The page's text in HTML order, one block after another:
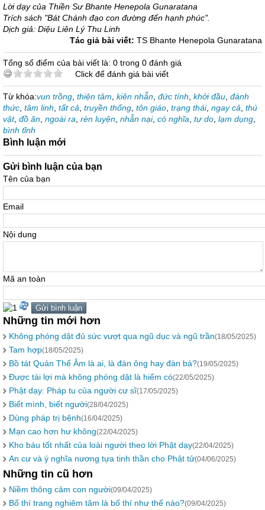
Lời dạy của Thiền Sư Bhante Henepola Gunaratana
Trích sách "Bát Chánh đạo con đường đến hạnh phúc".
Dịch giả: Diệu Liên Lý Thu Linh
Tác giả bài viết: TS Bhante Henepola Gunaratana
Tổng số điểm của bài viết là: 0 trong 0 đánh giá
Click để đánh giá bài viết
Từ khóa:vun trồng thiện tâm kiên nhẫn đức tính khởi đầu đánh
thức tâm linh tất cả truyền thống tôn giáo trạng thái, ngay cả thú
vật, đồ ăn ngoài ra rèn luyện nhẫn nại, có nghĩa tự do lạm dụng
bình tĩnh
Bình luận mới
Gửi bình luận của bạn
Tên của bạn
Email
Nội dung
Mã an toàn
Những tin mới hơn
Không phóng dật đủ sức vượt qua ngũ dục và ngũ trần(18/05/2025)
Tam hợp(18/05/2025)
Bồ tát Quán Thế Âm là ai, là đàn ông hay đàn bà?(19/05/2025)
Được tài lợi mà không phóng dật là hiếm có(22/05/2025)
Phật dạy: Pháp tu của người cư sĩ(17/05/2025)
Biết mình, biết người(28/04/2025)
Dùng pháp trị bệnh(16/04/2025)
Mạn cao hơn hư không(22/04/2025)
Kho báu tốt nhất của loài người theo lời Phật dạy(22/04/2025)
An cư và ý nghĩa nương tựa tinh thần cho Phật tử(04/06/2025)
Những tin cũ hơn
Niềm thông cảm con người(09/04/2025)
Bố thí trang nghiêm tâm là bố thí như thế nào?(09/04/2025)